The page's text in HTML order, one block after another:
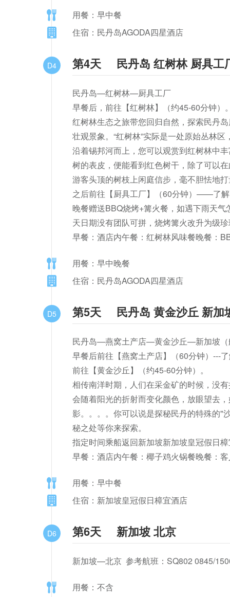
用餐：早中餐
住宿：民丹岛AGODA四星酒店
D4 第4天 民丹岛 红树林 厨具工
民丹岛—红树林—厨具工厂
早餐后，前往【红树林】（约45-60分钟）
红树林生态之旅带您回归自然，探索民丹
壮观景象。“红树林”实际是一处原始丛林
沿着锡邦河而上，您可以观赏到红树林中
树的表皮，便能看到红色树干，除了可以
游客头顶的树枝上闲庭信步，毫不胆怯地
之后前往【厨具工厂】（60分钟）——了
晚餐赠送BBQ烧烤+篝火餐，如遇下雨天
天日期没有团队可拼，烧烤篝火改升为级
早餐：酒店内午餐：红树林风味餐晚餐：
用餐：早中晚餐
住宿：民丹岛AGODA四星酒店
D5 第5天 民丹岛 黄金沙丘 新加
民丹岛—燕窝土产店—黄金沙丘—新加坡（
早餐后前往【燕窝土产店】（60分钟）---
前往【黄金沙丘】（约45-60分钟）。
相传南洋时期，人们在采金矿的时候，没
会随着阳光的折射而变化颜色，放眼望去
影。。。。你可以说是探秘民丹的特殊的"
秘之处等你来探索。
指定时间乘船返回新加坡新加坡皇冠假日
早餐：酒店内午餐：椰子鸡火锅餐晚餐：
用餐：早中餐
住宿：新加坡皇冠假日樟宜酒店
D6 第6天 新加坡 北京
新加坡—北京  参考航班：SQ802 0845/
用餐：不含